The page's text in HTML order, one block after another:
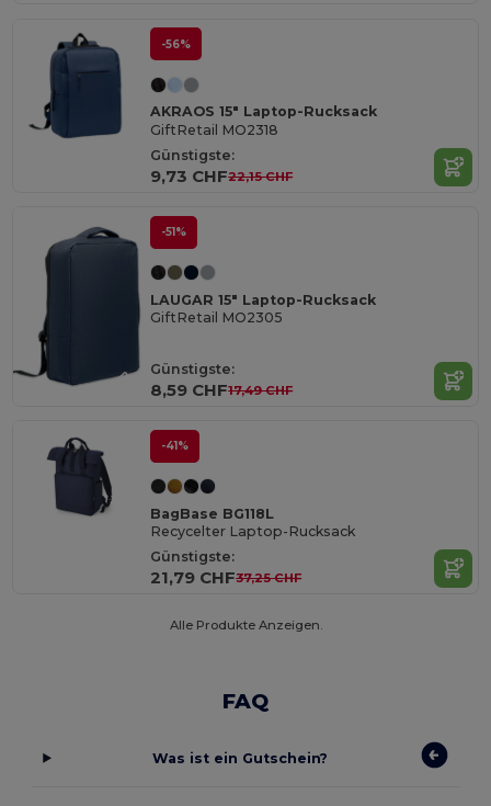
-56%
AKRAOS 15" Laptop-Rucksack
GiftRetail MO2318
Günstigste:
9,73 CHF22,15 CHF
-51%
LAUGAR 15" Laptop-Rucksack
GiftRetail MO2305
Günstigste:
8,59 CHF17,49 CHF
-41%
BagBase BG118L
Recycelter Laptop-Rucksack
Günstigste:
21,79 CHF37,25 CHF
Alle Produkte Anzeigen.
FAQ
Was ist ein Gutschein?